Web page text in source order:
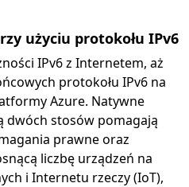
użyciu protokołu IPv6
IPv6 z Internetem, aż
protokołu IPv6 na
Azure. Natywne
dwóch stosów pomagają
prawne oraz
liczbę urządzeń na
i Internetu rzeczy (IoT),